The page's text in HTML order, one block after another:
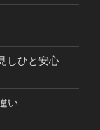
しひと安心
い